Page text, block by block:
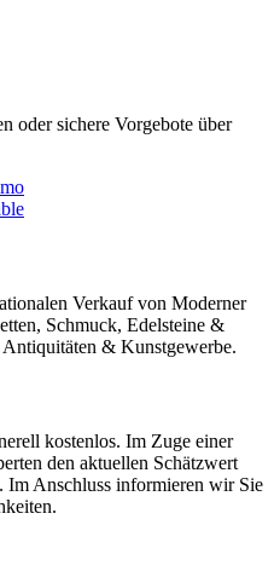
oder sichere Vorgebote über
Verkauf von Moderner
Schmuck, Edelsteine &
& Kunstgewerbe.
kostenlos. Im Zuge einer
den aktuellen Schätzwert
Anschluss informieren wir Sie